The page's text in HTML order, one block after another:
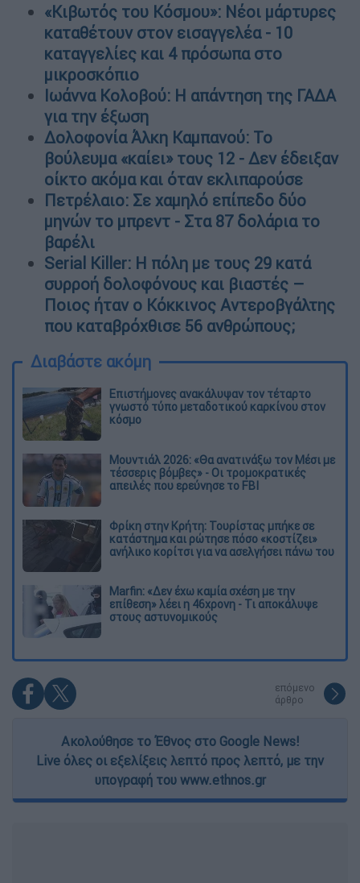
«Κιβωτός του Κόσμου»: Νέοι μάρτυρες
καταθέτουν στον εισαγγελέα - 10
καταγγελίες και 4 πρόσωπα στο
μικροσκόπιο
Ιωάννα Κολοβού: Η απάντηση της ΓΑΔΑ
για την έξωση
Δολοφονία Άλκη Καμπανού: Το
βούλευμα «καίει» τους 12 - Δεν έδειξαν
οίκτο ακόμα και όταν εκλιπαρούσε
Πετρέλαιο: Σε χαμηλό επίπεδο δύο
μηνών το μπρεντ - Στα 87 δολάρια το
βαρέλι
Serial Killer: Η πόλη με τους 29 κατά
συρροή δολοφόνους και βιαστές –
Ποιος ήταν ο Κόκκινος Αντεροβγάλτης
που καταβρόχθισε 56 ανθρώπους;
Διαβάστε ακόμη
Επιστήμονες ανακάλυψαν τον τέταρτο
γνωστό τύπο μεταδοτικού καρκίνου στον
κόσμο
Μουντιάλ 2026: «Θα ανατινάξω τον Μέσι με
τέσσερις βόμβες» - Οι τρομοκρατικές
απειλές που ερεύνησε το FBI
Φρίκη στην Κρήτη: Τουρίστας μπήκε σε
κατάστημα και ρώτησε πόσο «κοστίζει»
ανήλικο κορίτσι για να ασελγήσει πάνω του
Marfin: «Δεν έχω καμία σχέση με την
επίθεση» λέει η 46χρονη - Τι αποκάλυψε
στους αστυνομικούς
επόμενο
άρθρο
Ακολούθησε το Έθνος στο Google News!
Live όλες οι εξελίξεις λεπτό προς λεπτό, με την
υπογραφή του www.ethnos.gr